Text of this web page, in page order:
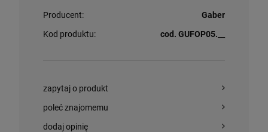
Producent:
Gaber
Kod produktu:
cod. GUFOP05.__
zapytaj o produkt
poleć znajomemu
dodaj opinię